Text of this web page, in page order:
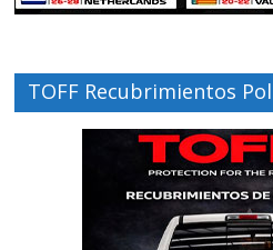
TOFF Recubrimientos